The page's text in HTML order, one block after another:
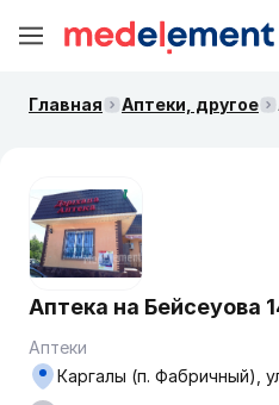
Главная Аптеки, другое
Аптека на Бейсеуова
Аптеки
Каргалы (п. Фабричный),